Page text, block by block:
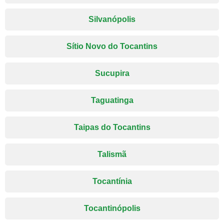
Silvanópolis
Sítio Novo do Tocantins
Sucupira
Taguatinga
Taipas do Tocantins
Talismã
Tocantínia
Tocantinópolis